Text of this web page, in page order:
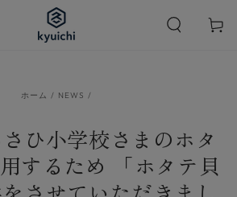
ー
ホーム / NEWS /
ひ小学校さまのホタ
するため 「ホタテ貝